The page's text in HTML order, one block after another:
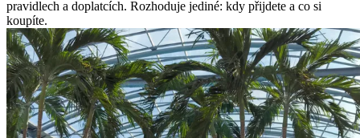
pravidlech a doplatcích. Rozhoduje jediné: kdy přijdete a co si
koupíte.